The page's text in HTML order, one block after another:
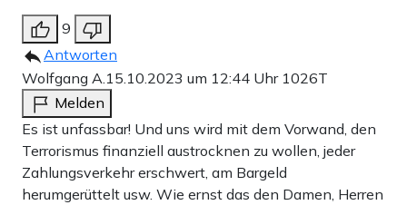
9
Antworten
Wolfgang A.15.10.2023 um 12:44 Uhr 1026T
Melden
Es ist unfassbar! Und uns wird mit dem Vorwand, den
Terrorismus finanziell austrocknen zu wollen, jeder
Zahlungsverkehr erschwert, am Bargeld
herumgerüttelt usw. Wie ernst das den Damen, Herren